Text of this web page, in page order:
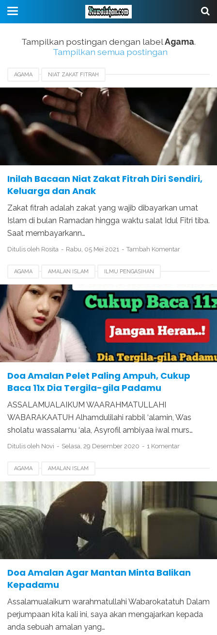
Tampilkan postingan dengan labelAgama.
Tampilkan semua postingan
AGAMA NIAT ZAKAT FITRAH
Inilah Bacaan Niat Zakat Fitrah Diri Sendiri,
Keluarga dan Anak
Zakat fitrah adalah zakat yang wajib dibayarkan umat
Islam di bulan Ramadan hingga waktu salat Idul Fitri tiba.
Saat membayarkann…
Ditulis oleh Rosita Rabu, 05 Mei 2021 Tambah Komentar
AGAMA AMALAN ISLAM ILMU PENGASIHAN
Doa Amalan Pelet Paling Ampuh, Cukup
Baca 11x Dia Tergila-gila Padamu
ASSALAMUALAIKUM WAARAHMATULLAHI
WABARAKAATUH Alhamdulilahi rabbil ‘alamin, Was
sholatu wassalamu ‘ala, Asyrofil ambiyaa iwal murs…
Ditulis oleh Novi Selasa, 29 Desember 2020 1 Komentar
AGAMA AMALAN ISLAM
Doa Amalan Agar Mantan Minta Balikan
Kepadamu
Assalamualaikum warahmatullahi Wabarokatatuh Dalam
perjumpaan kita kali ini, saya akan mengajarkan kepada
anda sebuah amalan yang…